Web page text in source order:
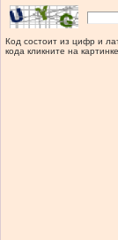
Код состоит из цифр и
кода кликните на